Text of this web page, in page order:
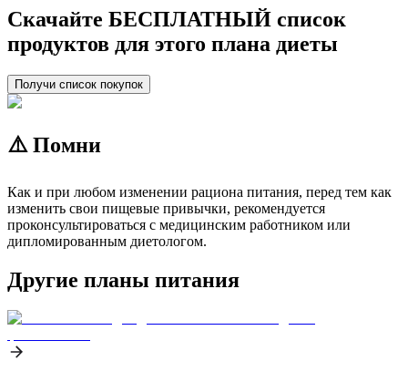
Скачайте БЕСПЛАТНЫЙ список
продуктов для этого плана диеты
Получи список покупок
⚠️ Помни
Как и при любом изменении рациона питания, перед тем как
изменить свои пищевые привычки, рекомендуется
проконсультироваться с медицинским работником или
дипломированным диетологом.
Другие планы питания